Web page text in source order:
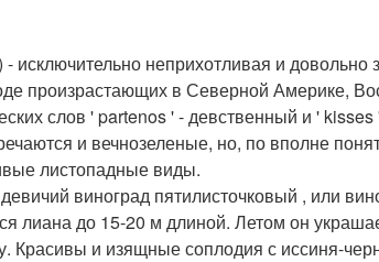
исключительно неприхотливая и довольно
произрастающих в Северной Америке,
слов ' partenos ' - девственный и '
и вечнозеленые, но, по вполне
листопадные виды.
виноград пятилисточковый , или
лиана до 15-20 м длиной. Летом он
Красивы и изящные соплодия с иссиня-